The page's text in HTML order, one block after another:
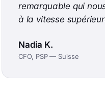
remarquable qui
à la vitesse
Nadia K.
CFO, PSP — Suisse